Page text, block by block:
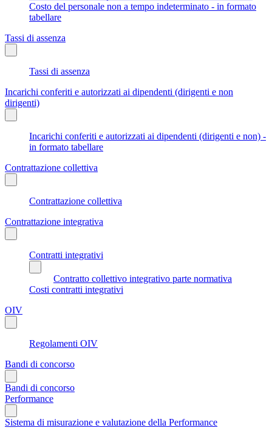
Costo del personale non a tempo indeterminato - in formato
tabellare
Tassi di assenza
Tassi di assenza
Incarichi conferiti e autorizzati ai dipendenti (dirigenti e non
dirigenti)
Incarichi conferiti e autorizzati ai dipendenti (dirigenti e non) -
in formato tabellare
Contrattazione collettiva
Contrattazione collettiva
Contrattazione integrativa
Contratti integrativi
Contratto collettivo integrativo parte normativa
Costi contratti integrativi
OIV
Regolamenti OIV
Bandi di concorso
Bandi di concorso
Performance
Sistema di misurazione e valutazione della Performance